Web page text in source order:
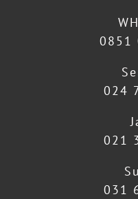
0851
024
021
031